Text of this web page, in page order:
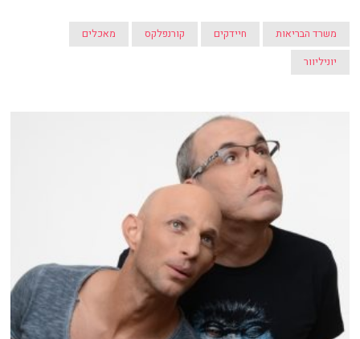
משרד הבריאות חיידקים קורנפלקס
מאכלים
יוניליוור